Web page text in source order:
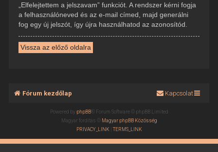
„Elfelejtettem a jelszavam” funkciót. A rendszer kérni fogja
a felhasználóneved és az e-mail címed, majd generálni
fog egy új jelszót, így újra használhatod az azonosítód.
Vissza az előző oldalra
Fórum kezdőlap Kapcsolat
Powered by phpBB® Forum Software © phpBB Limited
Magyar fordítás © Magyar phpBB Közösség
PRIVACY_LINK |TERMS_LINK